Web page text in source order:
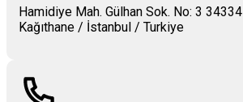
Hamidiye Mah. Gülhan Sok. No: 3 34334
Kağıthane / İstanbul / Turkiye